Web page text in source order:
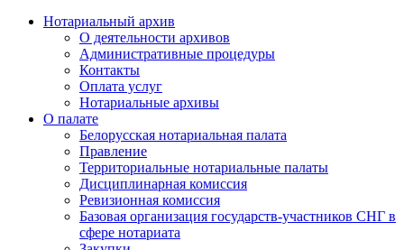
Нотариальный архив
О деятельности архивов
Административные процедуры
Контакты
Оплата услуг
Нотариальные архивы
О палате
Белорусская нотариальная палата
Правление
Территориальные нотариальные палаты
Дисциплинарная комиссия
Ревизионная комиссия
Базовая организация государств-участников СНГ в
сфере нотариата